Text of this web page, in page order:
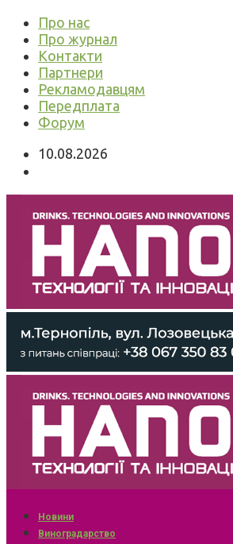
Про нас
Про журнал
Контакти
Партнери
Рекламодавцям
Передплата
Форум
10.08.2026
Новини
Виноградарство